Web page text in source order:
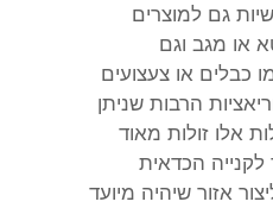
גם למוצרים
או מגב וגם
כבלים או צעצועים
הרבות שניתן
אלו זולות מאוד
הכדאית
אזור שיהיה מיועד